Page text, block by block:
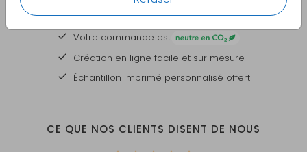
Votre commande est
Création en ligne facile et sur mesure
Échantillon imprimé personnalisé offert
CE QUE NOS CLIENTS DISENT DE NOUS